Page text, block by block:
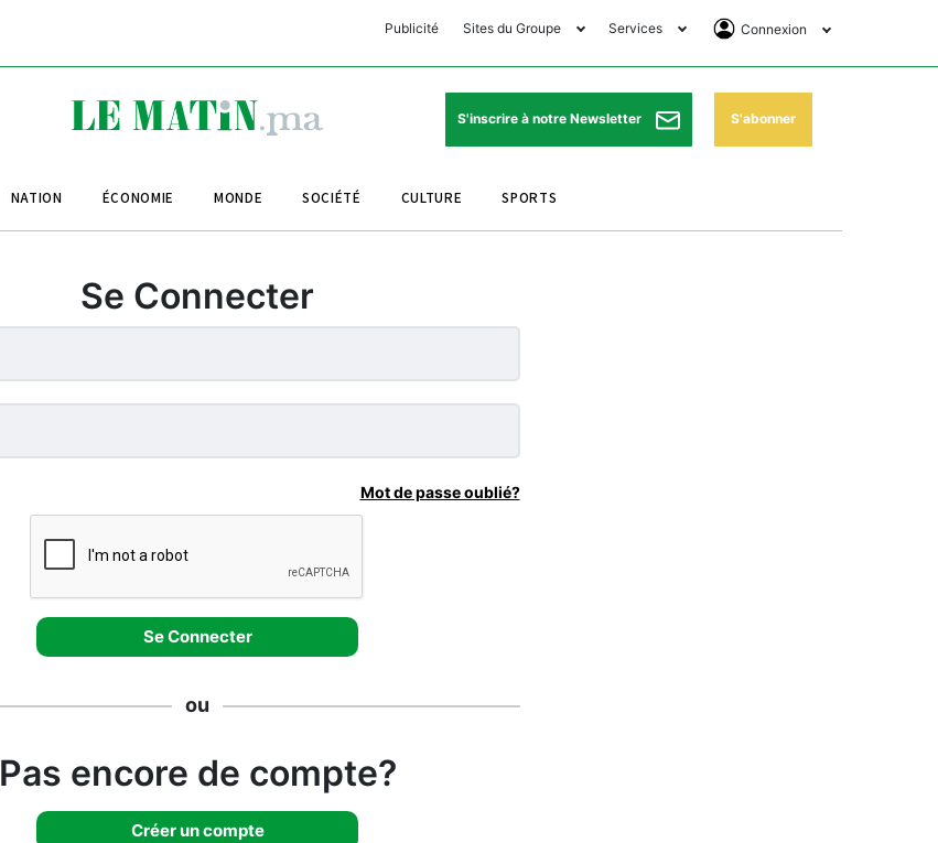
Publicité Sites du Groupe
Club Avantages
Le Matin Sports
Le Matin Store
Services
Horaires de prières
Pharmacies de garde
Programme TV
Connexion
Se Connecter
Abonnement
S'inscrire à notre Newsletter S'abonner
NATION ÉCONOMIE MONDE SOCIÉTÉ CULTURE SPORTS
Se Connecter
Mot de passe oublié?
ou
Pas encore de compte?
Créer un compte